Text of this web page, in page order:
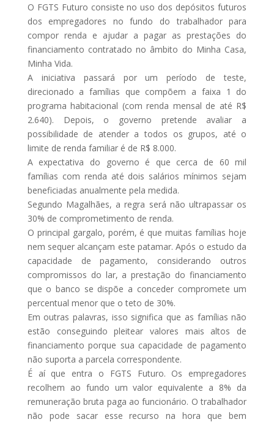
O FGTS Futuro consiste no uso dos depósitos futuros
dos empregadores no fundo do trabalhador para
compor renda e ajudar a pagar as prestações do
financiamento contratado no âmbito do Minha Casa,
Minha Vida.
A iniciativa passará por um período de teste,
direcionado a famílias que compõem a faixa 1 do
programa habitacional (com renda mensal de até R$
2.640). Depois, o governo pretende avaliar a
possibilidade de atender a todos os grupos, até o
limite de renda familiar é de R$ 8.000.
A expectativa do governo é que cerca de 60 mil
famílias com renda até dois salários mínimos sejam
beneficiadas anualmente pela medida.
Segundo Magalhães, a regra será não ultrapassar os
30% de comprometimento de renda.
O principal gargalo, porém, é que muitas famílias hoje
nem sequer alcançam este patamar. Após o estudo da
capacidade de pagamento, considerando outros
compromissos do lar, a prestação do financiamento
que o banco se dispõe a conceder compromete um
percentual menor que o teto de 30%.
Em outras palavras, isso significa que as famílias não
estão conseguindo pleitear valores mais altos de
financiamento porque sua capacidade de pagamento
não suporta a parcela correspondente.
É aí que entra o FGTS Futuro. Os empregadores
recolhem ao fundo um valor equivalente a 8% da
remuneração bruta paga ao funcionário. O trabalhador
não pode sacar esse recurso na hora que bem